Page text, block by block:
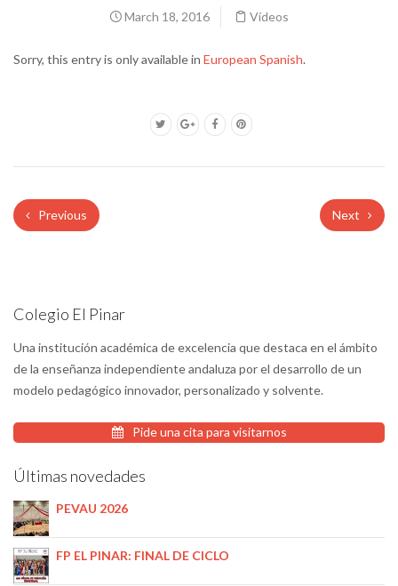
March 18, 2016 Vídeos
Sorry, this entry is only available in European Spanish.
Previous Next
Colegio El Pinar
Una institución académica de excelencia que destaca en el ámbito
de la enseñanza independiente andaluza por el desarrollo de un
modelo pedagógico innovador, personalizado y solvente.
Pide una cita para visitarnos
Últimas novedades
PEVAU 2026
FP EL PINAR: FINAL DE CICLO